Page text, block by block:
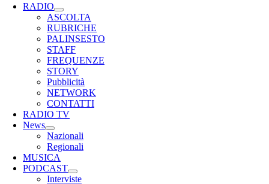
RADIO
ASCOLTA
RUBRICHE
PALINSESTO
STAFF
FREQUENZE
STORY
Pubblicità
NETWORK
CONTATTI
RADIO TV
News
Nazionali
Regionali
MUSICA
PODCAST
Interviste